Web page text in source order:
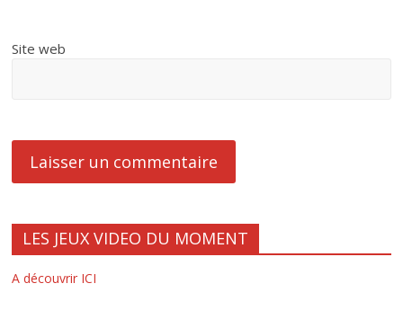
Site web
LES JEUX VIDEO DU MOMENT
A découvrir ICI